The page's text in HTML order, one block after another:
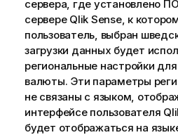
сервера, где установлено ПО
сервере Qlik Sense, к
пользователь, выбран
загрузки данных будет
региональные настройки
валюты. Эти параметры
не связаны с языком,
интерфейсе пользователя
будет отображаться на